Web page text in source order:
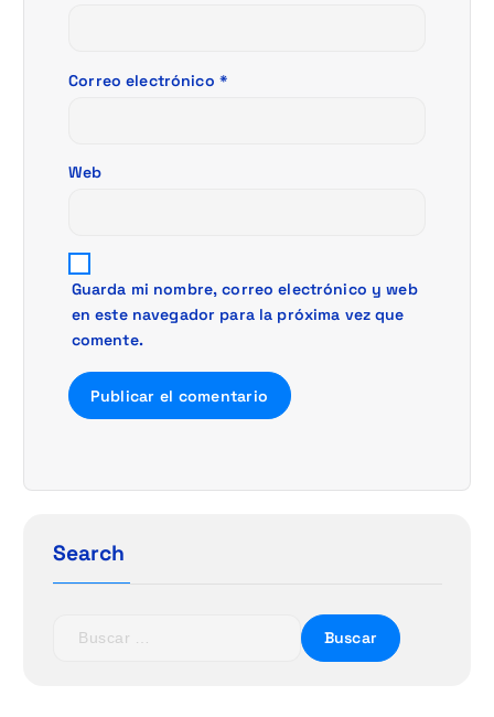
Correo electrónico *
Web
Guarda mi nombre, correo electrónico y web
en este navegador para la próxima vez que
comente.
Search